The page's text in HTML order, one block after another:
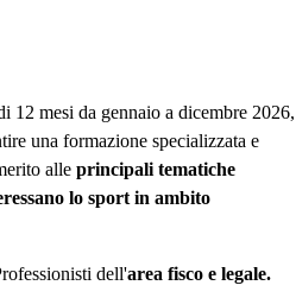
12 mesi da gennaio a dicembre 2026,
una formazione specializzata e
alle principali tematiche
lo sport in ambito
dell'area fisco e legale.